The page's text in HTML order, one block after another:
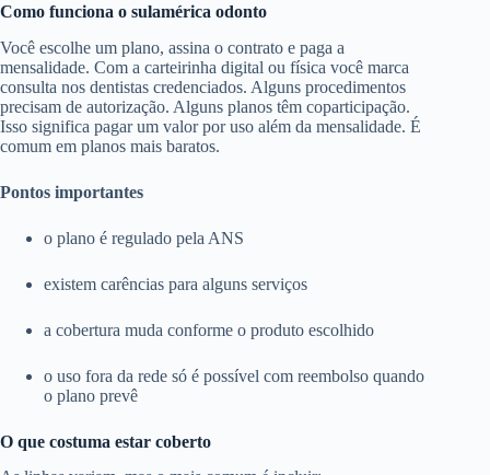
Como funciona o sulamérica odonto
Você escolhe um plano, assina o contrato e paga a
mensalidade. Com a carteirinha digital ou física você marca
consulta nos dentistas credenciados. Alguns procedimentos
precisam de autorização. Alguns planos têm coparticipação.
Isso significa pagar um valor por uso além da mensalidade. É
comum em planos mais baratos.
Pontos importantes
o plano é regulado pela ANS
existem carências para alguns serviços
a cobertura muda conforme o produto escolhido
o uso fora da rede só é possível com reembolso quando
o plano prevê
O que costuma estar coberto